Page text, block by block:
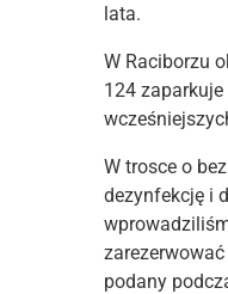
lata.
W Raciborzu
124
W trosce o
dezynfekcję i
podany